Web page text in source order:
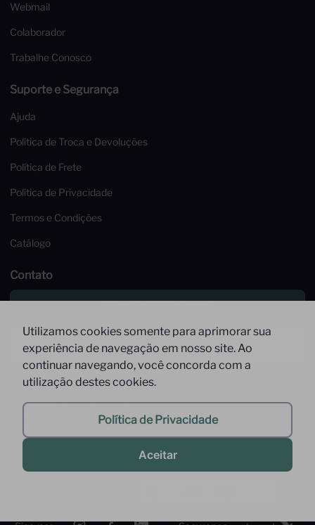
Utilizamos cookies somente para aprimorar sua
experiência de navegação em nosso site. Ao
continuar navegando, você concorda com a
utilização destes cookies.
Política de Privacidade
Aceitar
Webmail
Colaborador
Trabalhe Conosco
Suporte e Segurança
Ajuda
Política de Troca e Devoluções
Política de Frete
Política de Privacidade
Termos e Condições
Catálogo
Contato
Enviar um email
Atendimento de Segunda à Sexta,
das 09 às 17h
Whatsapp: (11) 9 9278-9369
(somente mensagens)